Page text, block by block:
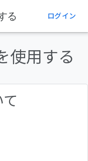
る ログイン
使用する